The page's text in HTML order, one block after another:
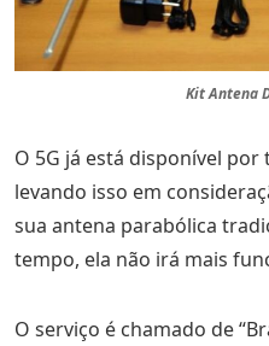
Kit Antena
O 5G já está disponível
levando isso em
sua antena parabólica
tempo, ela não irá mais
O serviço é chamado de